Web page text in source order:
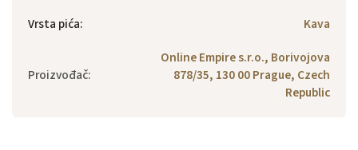
Vrsta pića: Kava
Proizvođač:
Online Empire s.r.o., Borivojova
878/35, 130 00 Prague, Czech
Republic